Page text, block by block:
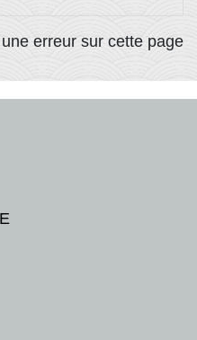
erreur sur cette page